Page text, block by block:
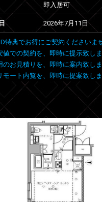
即入居可
2026年7月11日
特典でお得にご契約くださいま
値での契約を、即時に提示致しま
のお見積りを、即時に案内致しま
モート内覧を、即時に提案致しま